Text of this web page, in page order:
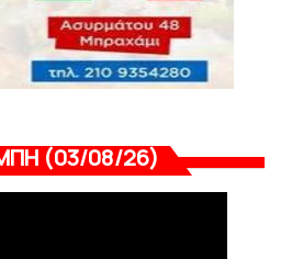
(03/08/26)